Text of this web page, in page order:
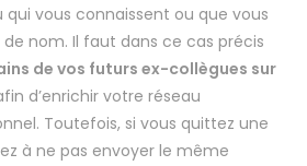
vous connaissent ou que vous
nom. Il faut dans ce cas précis
de vos futurs ex-collègues sur
d’enrichir votre réseau
Toutefois, si vous quittez une
à ne pas envoyer le même